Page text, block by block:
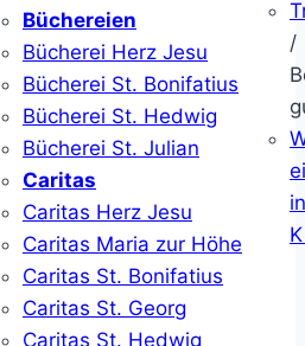
Büchereien
Bücherei Herz Jesu
Bücherei St. Bonifatius
Bücherei St. Hedwig
Bücherei St. Julian
Caritas
Caritas Herz Jesu
Caritas Maria zur Höhe
Caritas St. Bonifatius
Caritas St. Georg
Caritas St. Hedwig
/